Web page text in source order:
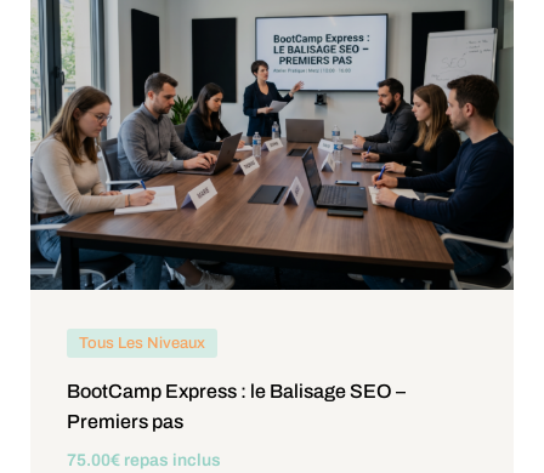
Tous Les Niveaux
BootCamp Express : le Balisage SEO –
Premiers pas
75.00€ repas inclus